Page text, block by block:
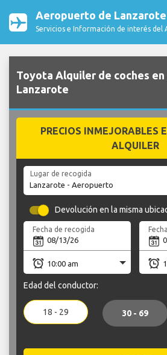
Aeropuerto de Lanzarote
Servicios e Información de interés del
Toyota Alquiler de coches
Lanzarote
PRECIOS INMEJORABLES
ALQUILER
Lugar de recogida
Devolución en la misma
Fecha de recogida
Edad del conductor:
18 - 29 30 - 69